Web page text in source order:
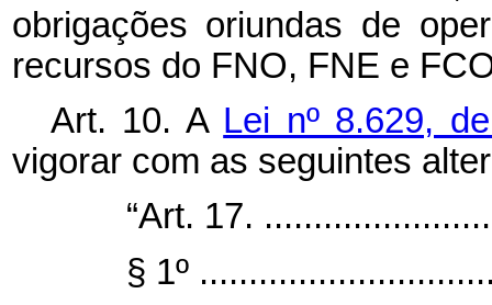
obrigações oriundas de
recursos do FNO, FNE e
Art. 10. A Lei nº 8.629,
vigorar com as seguintes
“Art. 17.
§ 1º